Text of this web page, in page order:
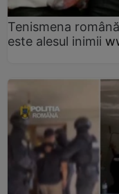
Tenismena
este alesul inimii